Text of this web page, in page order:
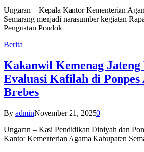
Ungaran – Kepala Kantor Kementerian
Semarang menjadi narasumber kegiatan
Penguatan Pondok…
Berita
Kakanwil Kemenag Jateng
Evaluasi Kafilah di
Brebes
By adminNovember 21, 20250
Ungaran – Kasi Pendidikan Diniyah dan
Kantor Kementerian Agama Kabupaten